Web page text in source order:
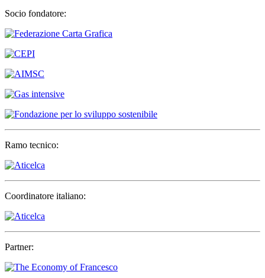
Socio fondatore:
Ramo tecnico:
Coordinatore italiano:
Partner: